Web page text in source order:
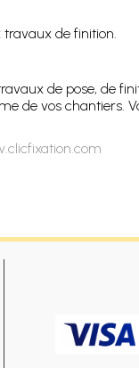
de finition.
de pose, de
de vos chantiers.